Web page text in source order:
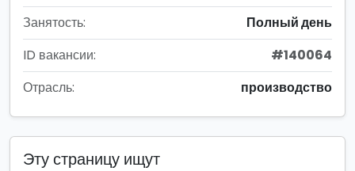
Занятость:
Полный день
ID вакансии:
#140064
Отрасль:
производство
Эту страницу ищут